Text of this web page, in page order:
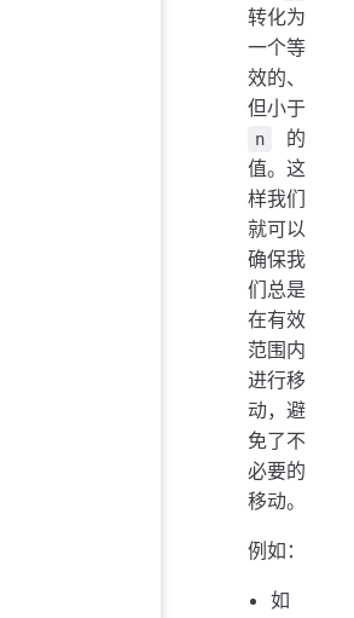
转化为
一个等
效的、
但小于
n
的
值。这
样我们
就可以
确保我
们总是
在有效
范围内
进行移
动，避
免了不
必要的
移动。
例如：
如